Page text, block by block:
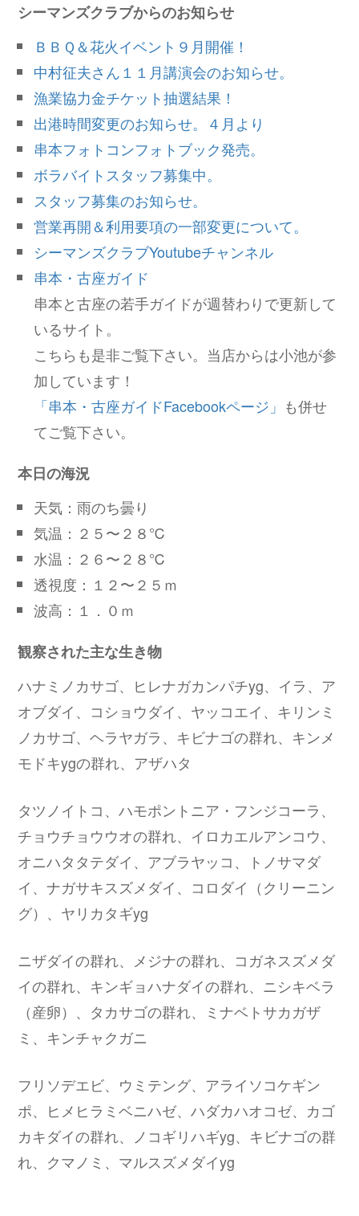
シーマンズクラブからのお知らせ
ＢＢＱ＆花火イベント９月開催！
中村征夫さん１１月講演会のお知らせ。
漁業協力金チケット抽選結果！
出港時間変更のお知らせ。４月より
串本フォトコンフォトブック発売。
ボラバイトスタッフ募集中。
スタッフ募集のお知らせ。
営業再開＆利用要項の一部変更について。
シーマンズクラブYoutubeチャンネル
串本・古座ガイド
串本と古座の若手ガイドが週替わりで更新して
いるサイト。
こちらも是非ご覧下さい。当店からは小池が参
加しています！
「串本・古座ガイドFacebookページ」 も併せ
てご覧下さい。
本日の海況
天気：雨のち曇り
気温：２５〜２８℃
水温：２６〜２８℃
透視度：１２〜２５ｍ
波高：１．０ｍ
観察された主な生き物
ハナミノカサゴ、ヒレナガカンパチyg、イラ、ア
オブダイ、コショウダイ、ヤッコエイ、キリンミ
ノカサゴ、ヘラヤガラ、キビナゴの群れ、キンメ
モドキygの群れ、アザハタ
タツノイトコ、ハモポントニア・フンジコーラ、
チョウチョウウオの群れ、イロカエルアンコウ、
オニハタタテダイ、アブラヤッコ、トノサマダ
イ、ナガサキスズメダイ、コロダイ（クリーニン
グ）、ヤリカタギyg
ニザダイの群れ、メジナの群れ、コガネスズメダ
イの群れ、キンギョハナダイの群れ、ニシキベラ
（産卵）、タカサゴの群れ、ミナベトサカガザ
ミ、キンチャクガニ
フリソデエビ、ウミテング、アライソコケギン
ポ、ヒメヒラミベニハゼ、ハダカハオコゼ、カゴ
カキダイの群れ、ノコギリハギyg、キビナゴの群
れ、クマノミ、マルスズメダイyg